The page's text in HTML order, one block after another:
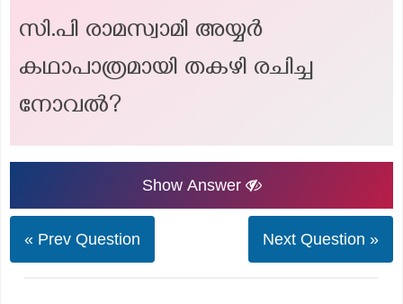
സി.പി രാമസ്വാമി അയ്യർ
കഥാപാത്രമായി തകഴി രചിച്ച
നോവൽ?
Show Answer
« Prev Question Next Question »